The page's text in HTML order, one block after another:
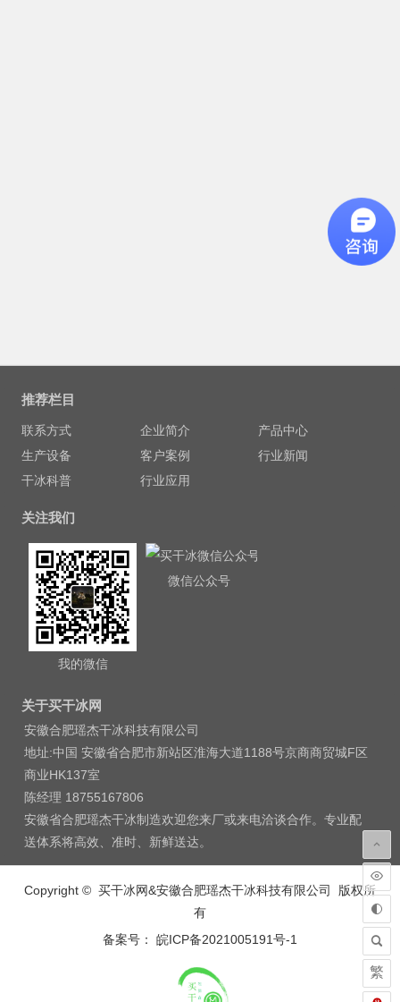
推荐栏目
联系方式 企业简介
产品中心
生产设备
客户案例
行业新闻
干冰科普
行业应用
关注我们
我的微信
微信公众号
关于买干冰网
安徽合肥瑶杰干冰科技有限公司
地址:中国 安徽省合肥市新站区淮海大道1188号京商商贸城F区
商业HK137室
陈经理 18755167806
安徽省合肥瑶杰干冰制造欢迎您来厂或来电洽谈合作。专业配
送体系将高效、准时、新鲜送达。
Copyright © 买干冰网&安徽合肥瑶杰干冰科技有限公司 版权所
有
备案号： 皖ICP备2021005191号-1
繁